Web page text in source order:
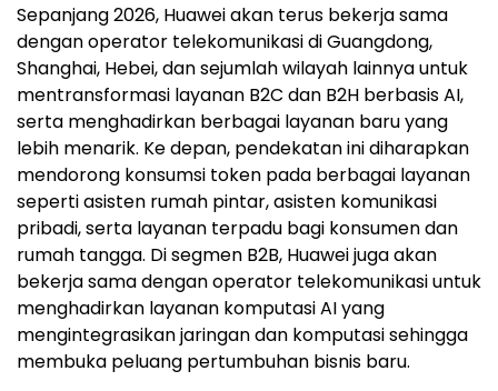
Sepanjang 2026, Huawei akan terus bekerja sama
dengan operator telekomunikasi di Guangdong,
Shanghai, Hebei, dan sejumlah wilayah lainnya untuk
mentransformasi layanan B2C dan B2H berbasis AI,
serta menghadirkan berbagai layanan baru yang
lebih menarik. Ke depan, pendekatan ini diharapkan
mendorong konsumsi token pada berbagai layanan
seperti asisten rumah pintar, asisten komunikasi
pribadi, serta layanan terpadu bagi konsumen dan
rumah tangga. Di segmen B2B, Huawei juga akan
bekerja sama dengan operator telekomunikasi untuk
menghadirkan layanan komputasi AI yang
mengintegrasikan jaringan dan komputasi sehingga
membuka peluang pertumbuhan bisnis baru.